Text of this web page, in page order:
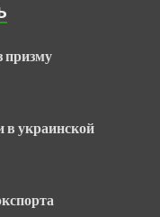
призму
в украинской